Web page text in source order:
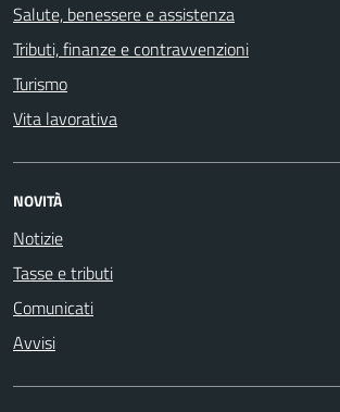
Salute, benessere e assistenza
Tributi, finanze e contravvenzioni
Turismo
Vita lavorativa
NOVITÀ
Notizie
Tasse e tributi
Comunicati
Avvisi